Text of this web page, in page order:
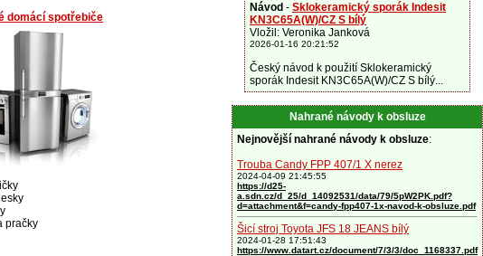
domácí spotřebiče
pračky
Návod - Sklokeramický sporák Indesit
KN3C65A(W)/CZ S bílý
Vložil: Veronika Janková
2026-01-16 20:21:52
Český návod k použití Sklokeramický
sporák Indesit KN3C65A(W)/CZ S bílý...
Nahrané návody k obsluze
Nejnovější nahrané návody k obsluze:
Trouba Candy FPP 407/1 X nerez
2024-04-09 21:45:55
https://d25-
a.sdn.cz/d_25/d_14092531/data/79/5pW2PK.pdf?
d=attachment&f=candy-fpp407-1x-navod-k-obsluze.pdf
Šicí stroj Toyota JFS 18 JEANS bílý
2024-01-28 17:51:43
https://www.datart.cz/document/7/3/3/doc_1168337.pdf